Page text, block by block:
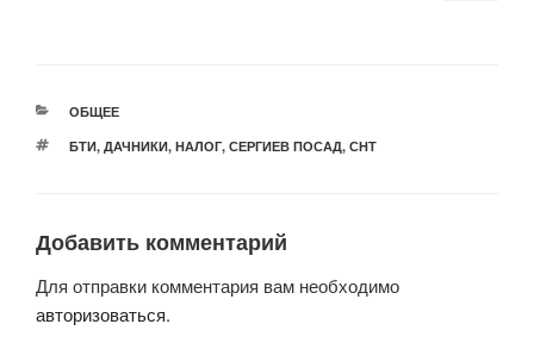
РУБРИКИ
ОБЩЕЕ
МЕТКИ
БТИ, ДАЧНИКИ, НАЛОГ, СЕРГИЕВ ПОСАД, СНТ
Добавить комментарий
Для отправки комментария вам необходимо
авторизоваться.